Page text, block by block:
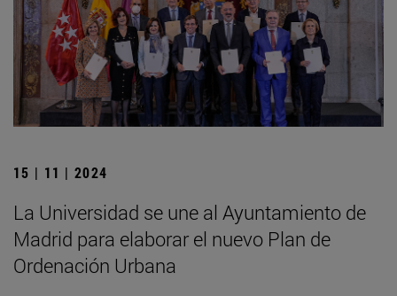
15 | 11 | 2024
La Universidad se une al Ayuntamiento de
Madrid para elaborar el nuevo Plan de
Ordenación Urbana